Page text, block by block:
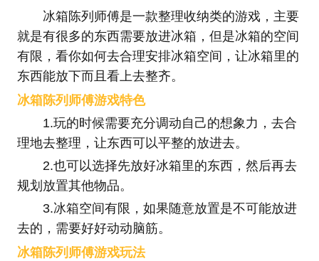
冰箱陈列师傅是一款整理收纳类的游戏，主要
就是有很多的东西需要放进冰箱，但是冰箱的空间
有限，看你如何去合理安排冰箱空间，让冰箱里的
东西能放下而且看上去整齐。
冰箱陈列师傅游戏特色
1.玩的时候需要充分调动自己的想象力，去合
理地去整理，让东西可以平整的放进去。
2.也可以选择先放好冰箱里的东西，然后再去
规划放置其他物品。
3.冰箱空间有限，如果随意放置是不可能放进
去的，需要好好动动脑筋。
冰箱陈列师傅游戏玩法